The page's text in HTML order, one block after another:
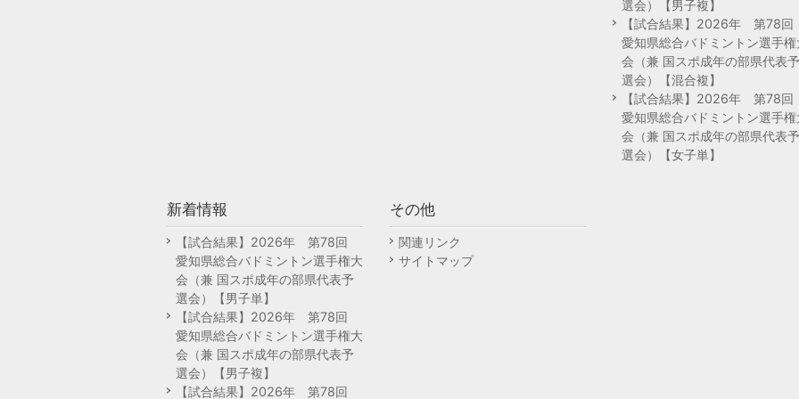
選会）【男子複】
【試合結果】2026年 第78回
愛知県総合バドミントン選手権
会（兼 国スポ成年の部県代表予
選会）【混合複】
【試合結果】2026年 第78回
愛知県総合バドミントン選手権
会（兼 国スポ成年の部県代表予
選会）【女子単】
新着情報
【試合結果】2026年 第78回
愛知県総合バドミントン選手権大
会（兼 国スポ成年の部県代表予
選会）【男子単】
【試合結果】2026年 第78回
愛知県総合バドミントン選手権大
会（兼 国スポ成年の部県代表予
選会）【男子複】
【試合結果】2026年 第78回
その他
関連リンク
サイトマップ